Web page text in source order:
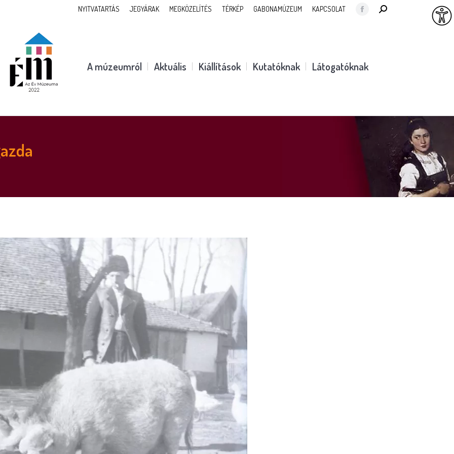
NYITVATARTÁS JEGYÁRAK MEGKÖZELÍTÉS TÉRKÉP GABONAMÚZEUM KAPCSOLAT
Facebook
new
SEARCH:
A múzeumról Aktuális Kiállítások Kutatóknak Látogatóknak